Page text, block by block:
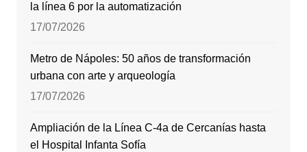
la línea 6 por la automatización
17/07/2026
Metro de Nápoles: 50 años de transformación
urbana con arte y arqueología
17/07/2026
Ampliación de la Línea C-4a de Cercanías hasta
el Hospital Infanta Sofía